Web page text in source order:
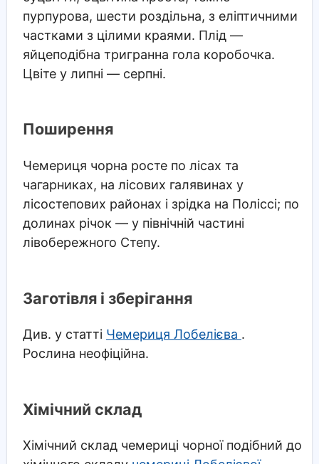
пурпурова, шести роздільна, з еліптичними
частками з цілими краями. Плід —
яйцеподібна тригранна гола коробочка.
Цвіте у липні — серпні.
Поширення
Чемериця чорна росте по лісах та
чагарниках, на лісових галявинах у
лісостепових районах і зрідка на Поліссі; по
долинах річок — у північній частині
лівобережного Степу.
Заготівля і зберігання
Див. у статті Чемериця Лобелієва .
Рослина неофіційна.
Хімічний склад
Хімічний склад чемериці чорної подібний до